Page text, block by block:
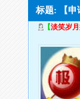
标题: 【申
【淡笑岁